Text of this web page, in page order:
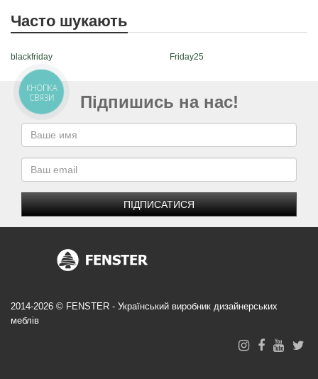
Часто шукають
blackfriday Friday25
Підпишись на нас!
ПІДПИСАТИСЯ
2014-2026 © FENSTER - Український виробник дизайнерських
меблів
КНОПКА
СВЯЗИ